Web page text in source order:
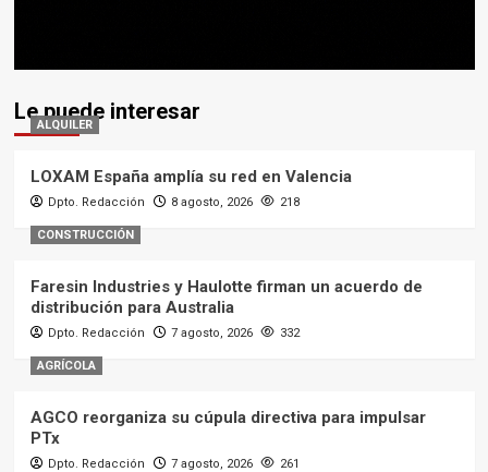
Le puede interesar
ALQUILER
LOXAM España amplía su red en Valencia
Dpto. Redacción 8 agosto, 2026 218
CONSTRUCCIÓN
Faresin Industries y Haulotte firman un acuerdo de
distribución para Australia
Dpto. Redacción 7 agosto, 2026 332
AGRÍCOLA
AGCO reorganiza su cúpula directiva para impulsar
PTx
Dpto. Redacción 7 agosto, 2026 261